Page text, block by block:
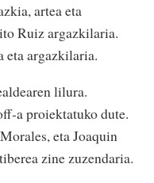
artea eta
Ruiz argazkilaria.
argazkilaria.
lilura.
a proiektatuko dute.
eta Joaquin
zine zuzendaria.